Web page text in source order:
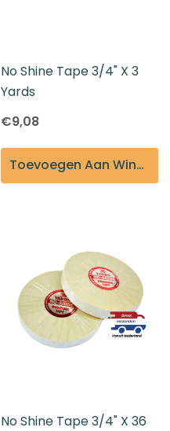
No Shine Tape 3/4" X 3
Yards
€9,08
Toevoegen Aan Winkelmandje
No Shine Tape 3/4" X 36